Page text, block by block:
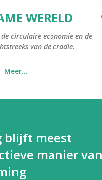
naar hoofdcontent
WERELD
circulaire economie en de
van de cradle.
Meer…
blijft meest
manier van